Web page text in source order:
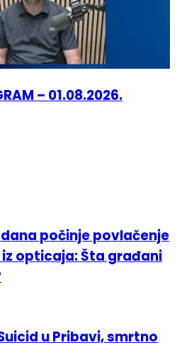
– 01.08.2026.
počinje povlačenje
opticaja: Šta građani